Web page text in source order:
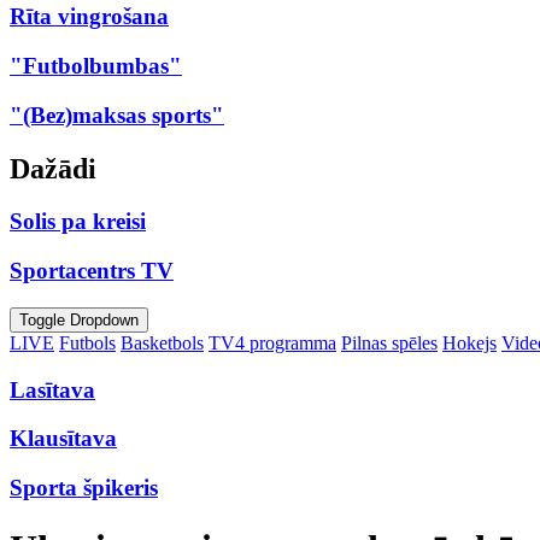
Rīta vingrošana
"Futbolbumbas"
"(Bez)maksas sports"
Dažādi
Solis pa kreisi
Sportacentrs TV
Toggle Dropdown
LIVE Futbols Basketbols TV4 programma Pilnas spēles Hokejs
Lasītava
Klausītava
Sporta špikeris